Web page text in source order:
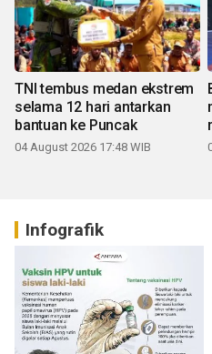
TNI tembus medan ekstrem
selama 12 hari antarkan
bantuan ke Puncak
04 August 2026 17:48 WIB
Infografik